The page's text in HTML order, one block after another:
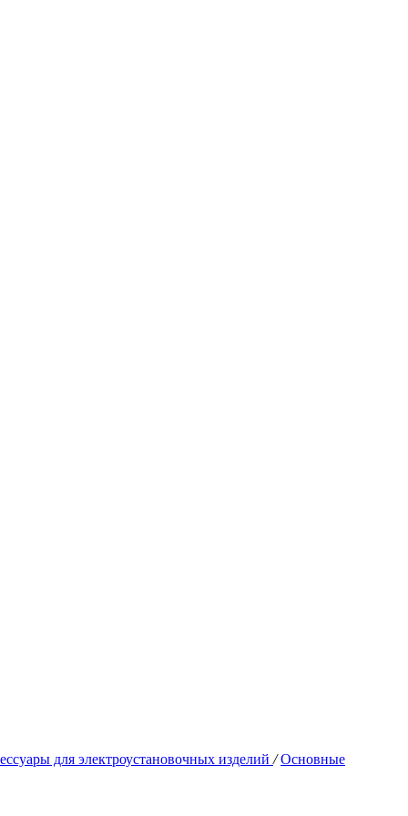
для электроустановочных изделий / Основные